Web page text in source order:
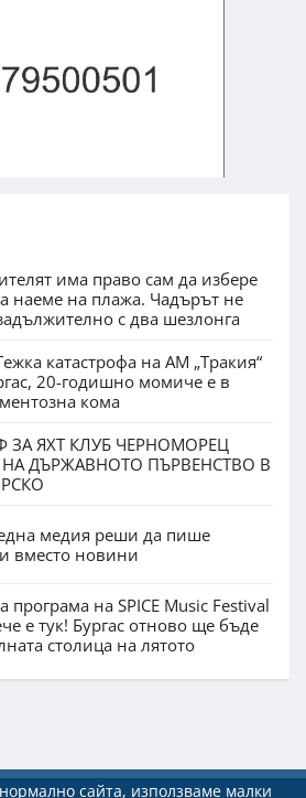
има право сам да избере
наеме на плажа. Чадърът не
с два шезлонга
катастрофа на АМ „Тракия“
20-годишно момиче е в
кома
ЗА ЯХТ КЛУБ ЧЕРНОМОРЕЦ
НА ДЪРЖАВНОТО ПЪРВЕНСТВО В
медия реши да пише
вместо новини
програма на SPICE Music Festival
е тук! Бургас отново ще бъде
столица на лятото
сайта, използваме малки